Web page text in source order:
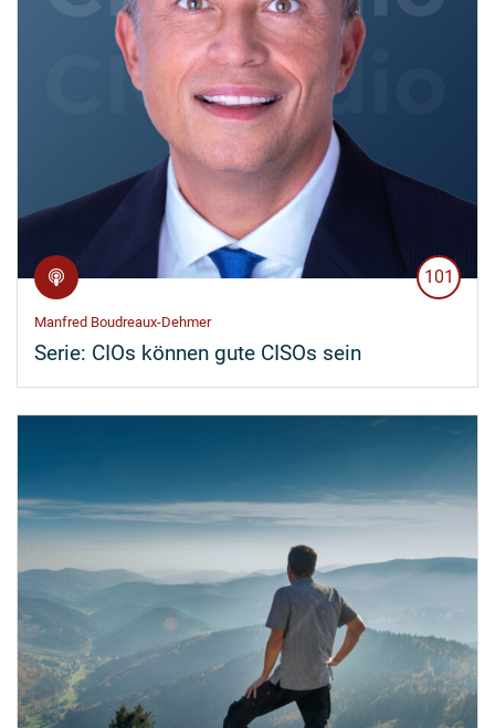
101
Manfred Boudreaux-Dehmer
Serie: CIOs können gute CISOs sein